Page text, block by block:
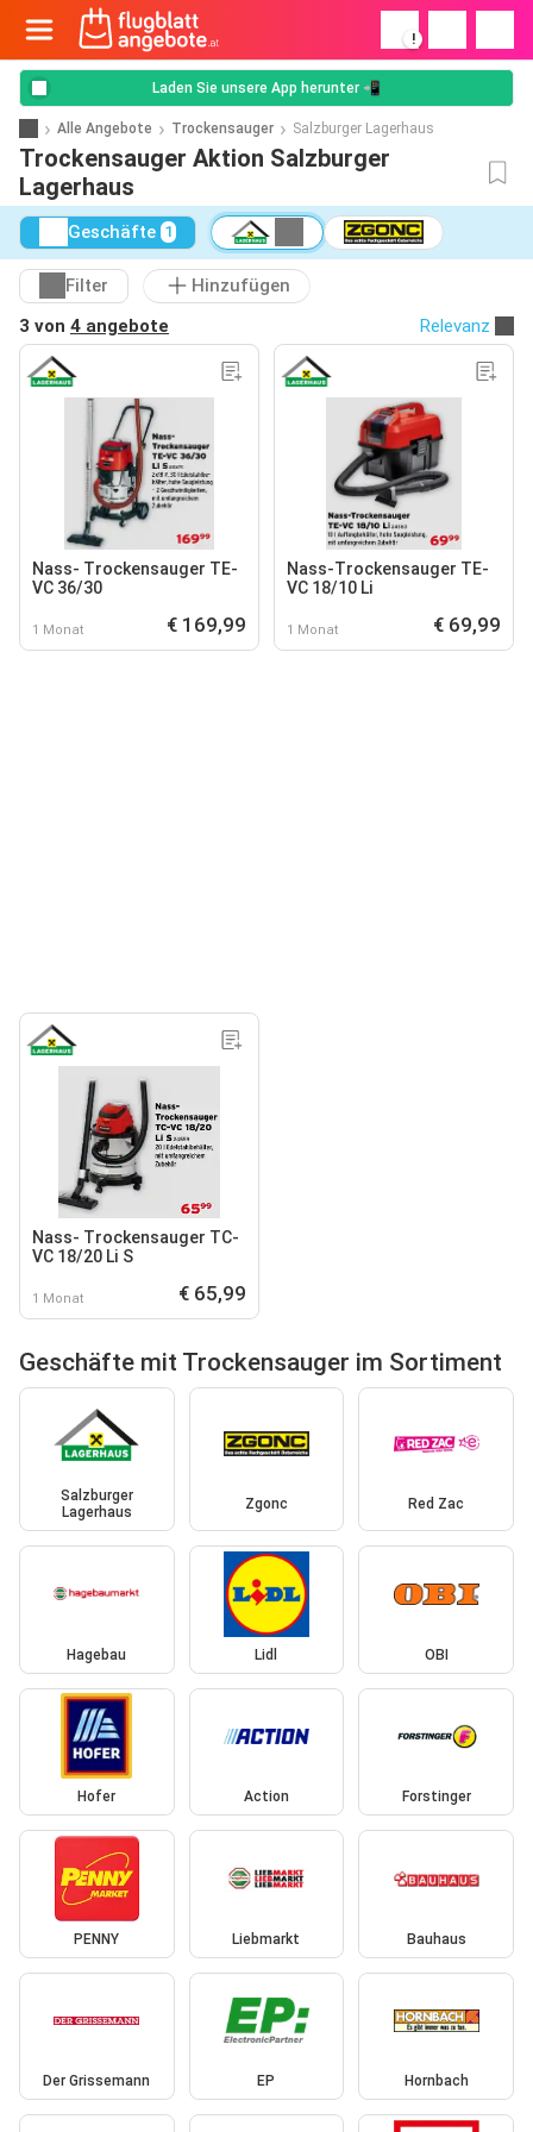
!
Laden Sie unsere App herunter 📲
Alle Angebote Trockensauger Salzburger Lagerhaus
Trockensauger Aktion Salzburger
Lagerhaus
Geschäfte 1
Filter
Hinzufügen
3 von 4 angebote Relevanz
Nass- Trockensauger TE-
VC 36/30
1 Monat € 169,99
Nass-Trockensauger TE-
VC 18/10 Li
1 Monat € 69,99
Nass- Trockensauger TC-
VC 18/20 Li S
1 Monat € 65,99
Geschäfte mit Trockensauger im Sortiment
Salzburger
Lagerhaus
Zgonc Red Zac
Hagebau Lidl OBI
Hofer Action Forstinger
PENNY Liebmarkt Bauhaus
Der Grissemann EP Hornbach